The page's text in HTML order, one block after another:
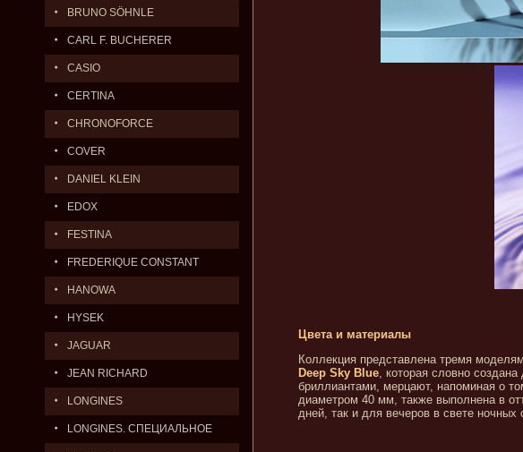
BRUNO SÖHNLE
CARL F. BUCHERER
CASIO
CERTINA
CHRONOFORCE
COVER
DANIEL KLEIN
EDOX
FESTINA
FREDERIQUE CONSTANT
HANOWA
HYSEK
JAGUAR
JEAN RICHARD
LONGINES
LONGINES. СПЕЦИАЛЬНОЕ
Цвета и материалы
Коллекция представлена тремя
Deep Sky Blue, которая словно
бриллиантами, мерцают, напоминая о
диаметром 40 мм, также выполнена в
дней, так и для вечеров в свете ночных